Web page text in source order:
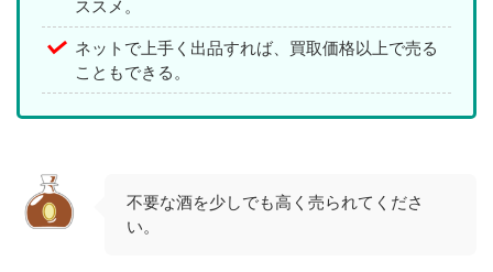
ススメ。
ネットで上手く出品すれば、買取価格以上で売る
こともできる。
不要な酒を少しでも高く売られてくださ
い。